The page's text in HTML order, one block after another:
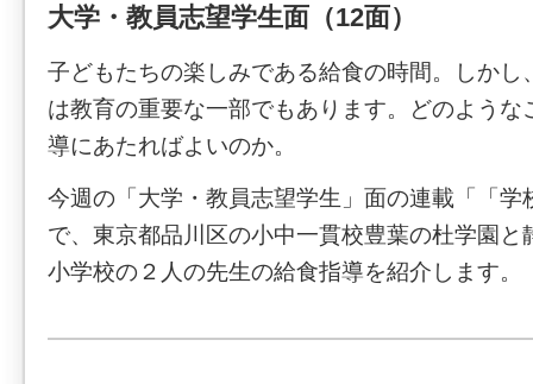
大学・教員志望学生面（12面）
子どもたちの楽しみである給食の時間。しかし
は教育の重要な一部でもあります。どのような
導にあたればよいのか。
今週の「大学・教員志望学生」面の連載「「学
で、東京都品川区の小中一貫校豊葉の杜学園と
小学校の２人の先生の給食指導を紹介します。